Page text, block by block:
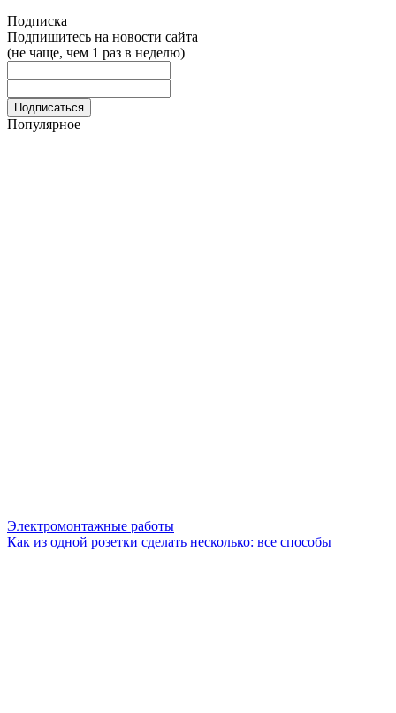
Подписка
Подпишитесь на новости сайта
(не чаще, чем 1 раз в неделю)
Популярное
Электромонтажные работы
Как из одной розетки сделать несколько: все способы